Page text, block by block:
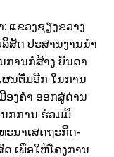
ແຂວງຊຽງຂວາງ
ສັດ ປະສານງານນຳ
ການກໍ່ສ້າງ ບັນດາ
ນຕື່ມອີກ ໃນການ
ອງຄຳ ອອກສູ່ດ່ານ
ກການ ຮ່ວມມື
ນາເສດຖະກິດ-
ເພື່ອໃຫ້ໂຄງການ